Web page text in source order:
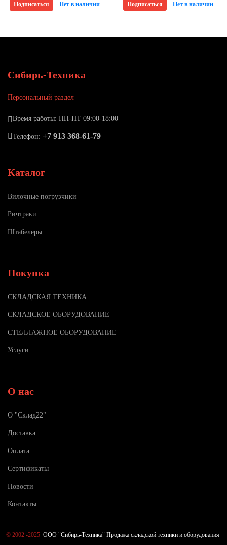
Подписаться Нет в наличии Подписаться Нет в наличии
Сибирь-Техника
Персональный раздел
Время работы: ПН-ПТ 09:00-18:00
Телефон: +7 913 368-61-79
Каталог
Вилочные погрузчики
Ричтраки
Штабелеры
Покупка
СКЛАДСКАЯ ТЕХНИКА
СКЛАДСКОЕ ОБОРУДОВАНИЕ
СТЕЛЛАЖНОЕ ОБОРУДОВАНИЕ
Услуги
О нас
О "Склад22"
Доставка
Оплата
Сертификаты
Новости
Контакты
© 2002 -2025 ООО "Сибирь-Техника" Продажа складской техники и оборудования